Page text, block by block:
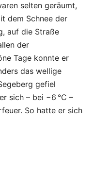
selten geräumt,
dem Schnee der
auf die Straße
der
Tage konnte er
das wellige
gefiel
sich – bei −6 °C –
So hatte er sich